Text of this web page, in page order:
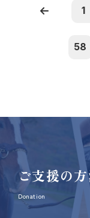
1
58
ご支援の
Donation